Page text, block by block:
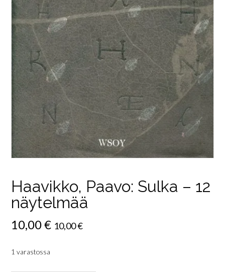
Haavikko, Paavo: Sulka – 12
näytelmää
10,00€ 10,00€
1 varastossa